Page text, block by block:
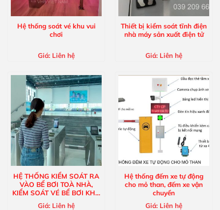
Hệ thống soát vé khu vui
chơi
Giá: Liên hệ
Thiết bị kiểm soát tĩnh điện
nhà máy sản xuất điện tử
Giá: Liên hệ
HỆ THỐNG KIỂM SOÁT RA
VÀO BỂ BƠI TOÀ NHÀ,
KIỂM SOÁT VÉ BỂ BƠI KHU
DU LỊCH
Giá: Liên hệ
Hệ thống đếm xe tự động
cho mỏ than, đếm xe vận
chuyển
Giá: Liên hệ